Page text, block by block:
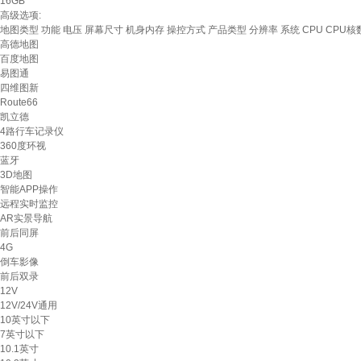
高级选项:
地图类型 功能 电压 屏幕尺寸 机身内存 操控方式 产品类型 分辨率 系统 CPU CPU核
高德地图
百度地图
易图通
四维图新
Route66
凯立德
4路行车记录仪
360度环视
蓝牙
3D地图
智能APP操作
远程实时监控
AR实景导航
前后同屏
4G
倒车影像
前后双录
12V
12V/24V通用
10英寸以下
7英寸以下
10.1英寸